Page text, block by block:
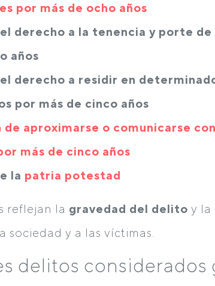
por más de ocho años
derecho a la tenencia y porte de
años
derecho a residir en
por más de cinco años
de aproximarse o comunicarse
más de cinco años
la patria potestad
reflejan la gravedad del delito y la
sociedad y a las víctimas.
delitos considerados